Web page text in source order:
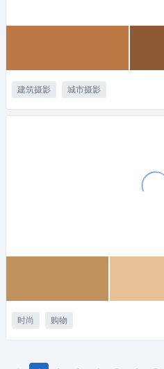
建筑摄影 城市摄影
时尚 购物